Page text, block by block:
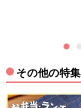
その他の特集